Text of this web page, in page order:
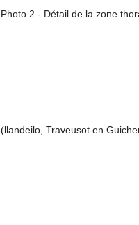
Photo 2 - Détail de la zone
(llandeilo, Traveusot en